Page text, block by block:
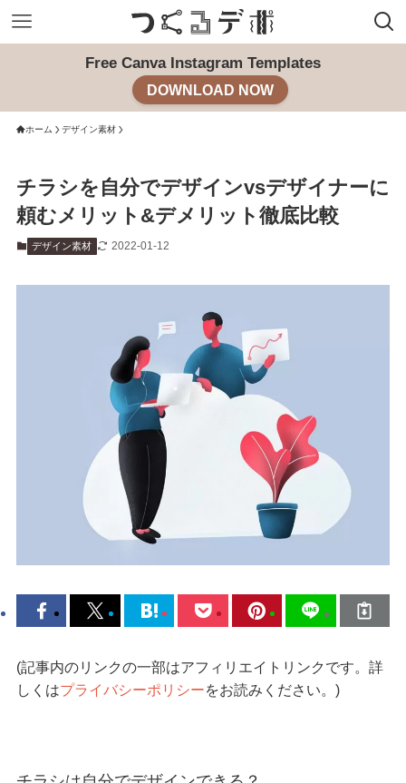
Free Canva Instagram Templates
DOWNLOAD NOW
ホーム デザイン素材
チラシを自分でデザインvsデザイナーに
頼むメリット&デメリット徹底比較
デザイン素材 2022-01-12
(記事内のリンクの一部はアフィリエイトリンクです。詳
しくはプライバシーポリシーをお読みください。)